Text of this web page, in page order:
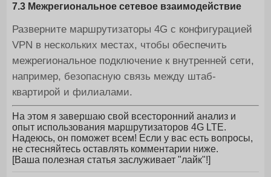
7.3 Межрегиональное сетевое взаимодействие
Разверните маршрутизаторы 4G с конфигурацией
VPN в нескольких местах, чтобы обеспечить
межрегиональное подключение к внутренней сети,
например, безопасную связь между штаб-
квартирой и филиалами.
На этом я завершаю свой всесторонний анализ и
опыт использования маршрутизаторов 4G LTE.
Надеюсь, он поможет всем! Если у вас есть вопросы,
не стесняйтесь оставлять комментарии ниже.
[Ваша полезная статья заслуживает "лайк"!]